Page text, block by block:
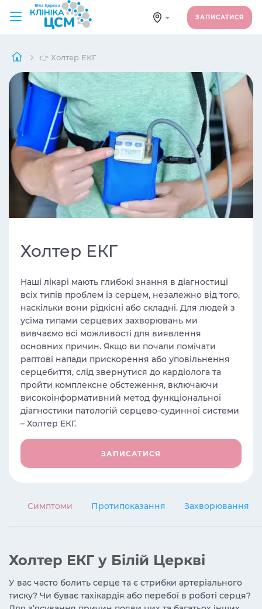
ЗАПИСАТИСЯ
👉 Холтер ЕКГ
Холтер ЕКГ
Наші лікарі мають глибокі знання в діагностиці
всіх типів проблем із серцем, незалежно від того,
наскільки вони рідкісні або складні. Для людей з
усіма типами серцевих захворювань ми
вивчаємо всі можливості для виявлення
основних причин. Якщо ви почали помічати
раптові напади прискорення або уповільнення
серцебиття, слід звернутися до кардіолога та
пройти комплексне обстеження, включаючи
високоінформативний метод функціональної
діагностики патологій серцево-судинної системи
– Холтер ЕКГ.
ЗАПИСАТИСЯ
Симптоми Протипоказання Захворювання
Холтер ЕКГ у Білій Церкві
У вас часто болить серце та є стрибки артеріального
тиску? Чи буває тахікардія або перебої в роботі серця?